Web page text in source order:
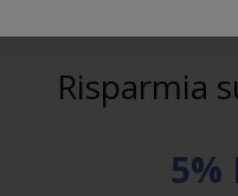
Risparmia
5%